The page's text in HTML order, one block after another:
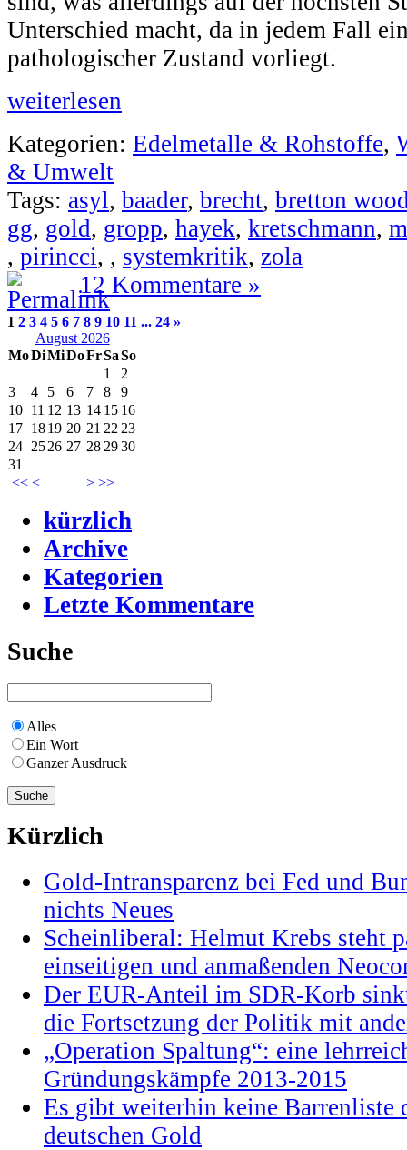
Unterschied macht, da in jedem Fall
pathologischer Zustand vorliegt.
weiterlesen
Kategorien: Edelmetalle & Rohstoffe,
& Umwelt
Tags: asyl, baader, brecht, bretton
gg, gold, gropp, hayek, kretschmann,
, pirincci, , systemkritik, zola
12 Kommentare »
1 2 3 4 5 6 7 8 9 10 11 ... 24 »
August 2026
MoDiMiDoFrSaSo
<< < > >>
1
2
3
4 5 6 7 8
9
10 11 12 13 14 15 16
17 1819 20 21 22 23
24 2526 27 28 2930
31
kürzlich
Archive
Kategorien
Letzte Kommentare
Suche
Alles
Ein Wort
Ganzer Ausdruck
Kürzlich
Gold-Intransparenz bei Fed und
nichts Neues
Scheinliberal: Helmut Krebs steht
einseitigen und anmaßenden
Der EUR-Anteil im SDR-Korb
die Fortsetzung der Politik mit
„Operation Spaltung“: eine
Gründungskämpfe 2013-2015
Es gibt weiterhin keine Barrenliste
deutschen Gold